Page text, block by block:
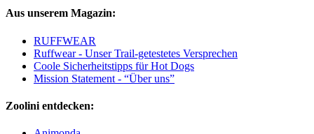
Aus unserem Magazin:
RUFFWEAR
Ruffwear - Unser Trail-getestetes Versprechen
Coole Sicherheitstipps für Hot Dogs
Mission Statement - “Über uns”
Zoolini entdecken: